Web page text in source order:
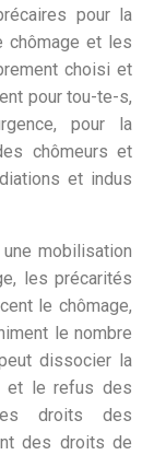
pour la
chômage et les
choisi et
pour tou-te-s,
pour la
chômeurs et
et indus
mobilisation
les précarités
le chômage,
le nombre
dissocier la
et le refus des
droits des
des droits de